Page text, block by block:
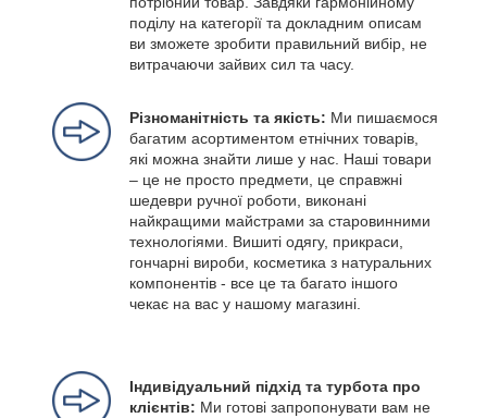
поділу на категорії та докладним описам
ви зможете зробити правильний вибір, не
витрачаючи зайвих сил та часу.
Різноманітність та якість: Ми пишаємося
багатим асортиментом етнічних товарів,
які можна знайти лише у нас. Наші товари
– це не просто предмети, це справжні
шедеври ручної роботи, виконані
найкращими майстрами за старовинними
технологіями. Вишиті одягу, прикраси,
гончарні вироби, косметика з натуральних
компонентів - все це та багато іншого
чекає на вас у нашому магазині.
Індивідуальний підхід та турбота про
клієнтів: Ми готові запропонувати вам не